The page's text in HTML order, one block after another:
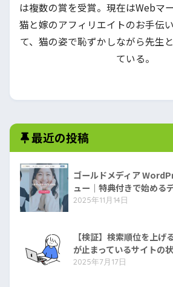
は複数の賞を受賞。現在はWebマ
猫と嫁のアフィリエイトのお手伝
て、猫の姿で恥ずかしながら先生
ている。
最近の投稿
ゴールドメディア
ュー｜特典付きで始める
2025年11月14日
【検証】検索順位を上げ
が止まっているサイトの
2025年7月17日